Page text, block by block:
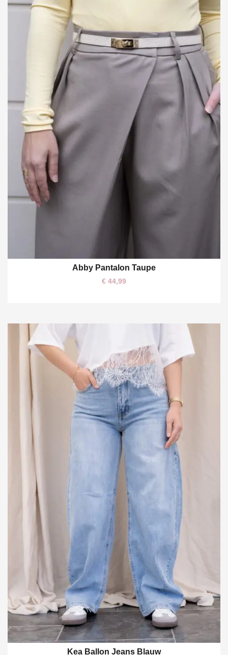
S/M
Abby Pantalon Taupe
€ 44,99
Kea Ballon Jeans Blauw